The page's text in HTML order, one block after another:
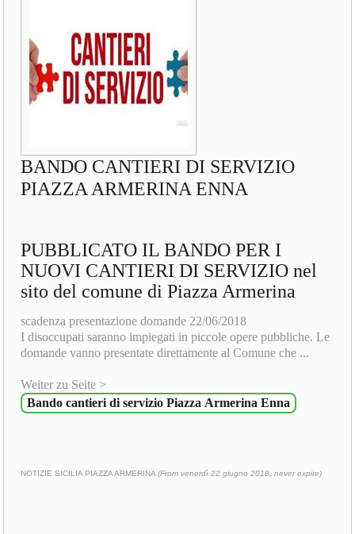
BANDO CANTIERI DI SERVIZIO
PIAZZA ARMERINA ENNA
PUBBLICATO IL BANDO PER I
NUOVI CANTIERI DI SERVIZIO nel
sito del comune di Piazza Armerina
scadenza presentazione domande 22/06/2018
I disoccupati saranno impiegati in piccole opere pubbliche. Le
domande vanno presentate direttamente al Comune che ...
Weiter zu Seite >
Bando cantieri di servizio Piazza Armerina Enna
NOTIZIE SICILIA PIAZZA ARMERINA(From venerdì 22 giugno 2018, never expire)